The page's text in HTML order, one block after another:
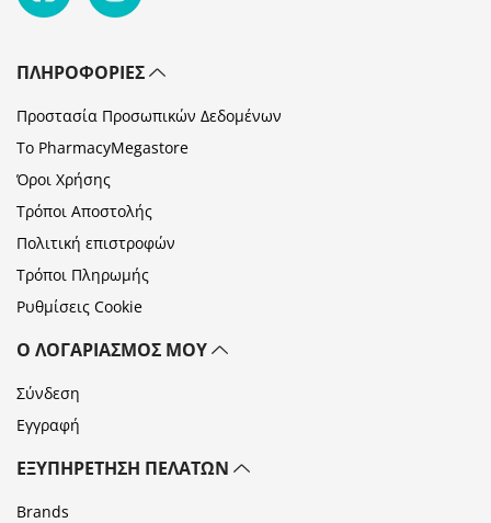
ΠΛΗΡΟΦΟΡΊΕΣ
Προστασία Προσωπικών Δεδομένων
Το PharmacyMegastore
Όροι Χρήσης
Τρόποι Αποστολής
Πολιτική επιστροφών
Τρόποι Πληρωμής
Ρυθμίσεις Cookie
Ο ΛΟΓΑΡΙΑΣΜΌΣ ΜΟΥ
Σύνδεση
Εγγραφή
ΕΞΥΠΗΡΈΤΗΣΗ ΠΕΛΑΤΏΝ
Brands